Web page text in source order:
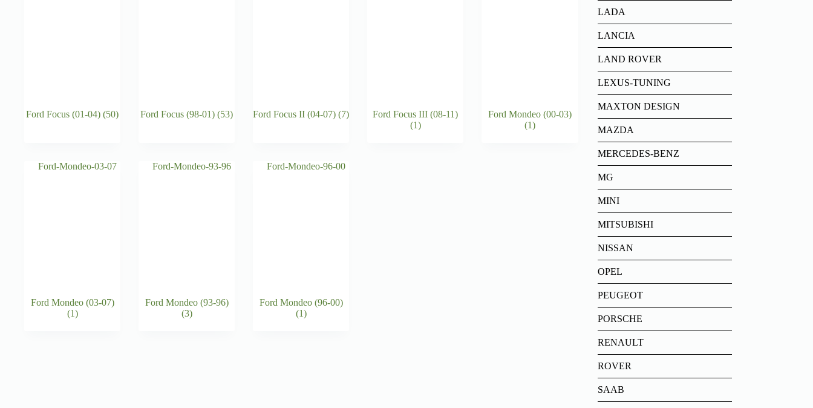
Ford Focus (01-04)(50) Ford Focus (98-01)(53) Ford Focus II (04-07)(7)
Ford Focus III (08-11)
(1)
Ford Mondeo (00-03)
(1)
Ford Mondeo (03-07)
(1)
Ford Mondeo (93-96)
(3)
Ford Mondeo (96-00)
(1)
LADA
LANCIA
LAND ROVER
LEXUS-TUNING
MAXTON DESIGN
MAZDA
MERCEDES-BENZ
MG
MINI
MITSUBISHI
NISSAN
OPEL
PEUGEOT
PORSCHE
RENAULT
ROVER
SAAB